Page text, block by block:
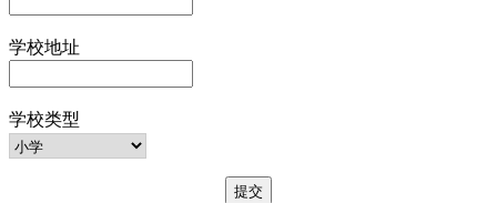
学校地址
学校类型
提交